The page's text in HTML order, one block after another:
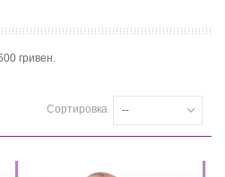
гривен.
Сортировка --